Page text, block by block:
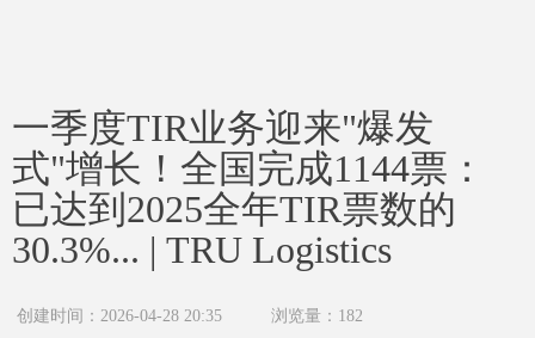
一季度TIR业务迎来"爆发
式"增长！全国完成1144票：
已达到2025全年TIR票数的
30.3%... | TRU Logistics
创建时间： 2026-04-28 20:35 浏览量： 182